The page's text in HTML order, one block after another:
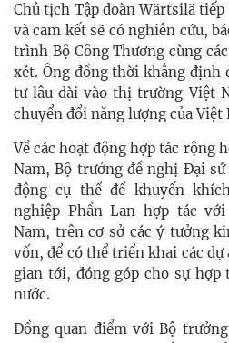
Chủ tịch Tập đoàn Wärtsilä
và cam kết sẽ có nghiên cứu,
trình Bộ Công Thương cùng
xét. Ông đồng thời khẳng định
tư lâu dài vào thị trường Việt
chuyển đổi năng lượng của Việt
Về các hoạt động hợp tác rộng
Nam, Bộ trưởng đề nghị Đại
động cụ thể để khuyến
nghiệp Phần Lan hợp tác
Nam, trên cơ sở các ý tưởng
vốn, để có thể triển khai các
gian tới, đóng góp cho sự hợp
nước.
Đồng quan điểm với Bộ